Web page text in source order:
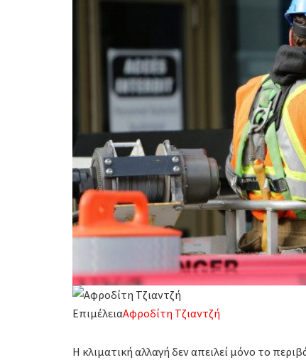
ΕπιμέλειαΑφροδίτη Τζιαντζή
Η κλιματική αλλαγή δεν απειλεί μόνο το